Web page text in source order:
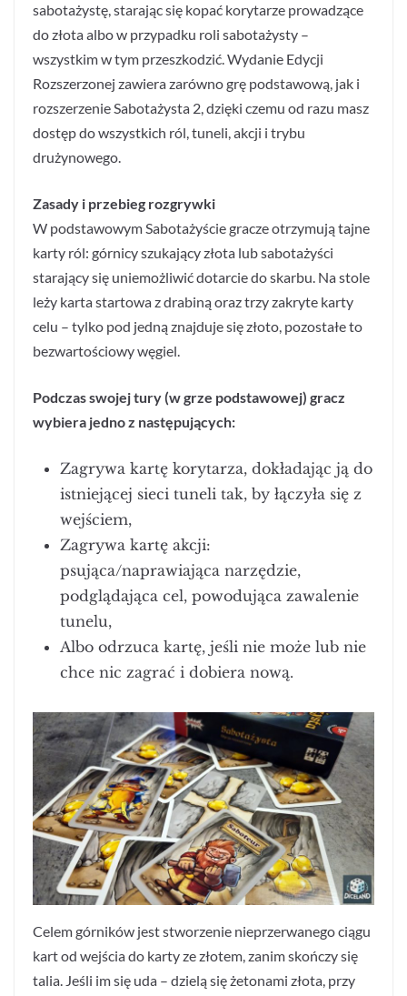
sabotażystę, starając się kopać korytarze prowadzące
do złota albo w przypadku roli sabotażysty –
wszystkim w tym przeszkodzić. Wydanie Edycji
Rozszerzonej zawiera zarówno grę podstawową, jak i
rozszerzenie Sabotażysta 2, dzięki czemu od razu masz
dostęp do wszystkich ról, tuneli, akcji i trybu
drużynowego.
Zasady i przebieg rozgrywki
W podstawowym Sabotażyście gracze otrzymują tajne
karty ról: górnicy szukający złota lub sabotażyści
starający się uniemożliwić dotarcie do skarbu. Na stole
leży karta startowa z drabiną oraz trzy zakryte karty
celu – tylko pod jedną znajduje się złoto, pozostałe to
bezwartościowy węgiel.
Podczas swojej tury (w grze podstawowej) gracz
wybiera jedno z następujących:
Zagrywa kartę korytarza, dokładając ją do
istniejącej sieci tuneli tak, by łączyła się z
wejściem,
Zagrywa kartę akcji:
psująca/naprawiająca narzędzie,
podglądająca cel, powodująca zawalenie
tunelu,
Albo odrzuca kartę, jeśli nie może lub nie
chce nic zagrać i dobiera nową.
Celem górników jest stworzenie nieprzerwanego ciągu
kart od wejścia do karty ze złotem, zanim skończy się
talia. Jeśli im się uda – dzielą się żetonami złota, przy